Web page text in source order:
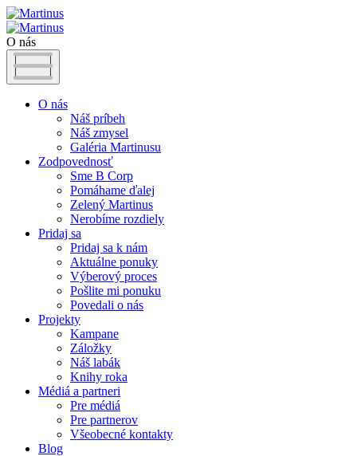
O nás
O nás
Náš príbeh
Náš zmysel
Galéria Martinusu
Zodpovednosť
Sme B Corp
Pomáhame ďalej
Zelený Martinus
Nerobíme rozdiely
Pridaj sa
Pridaj sa k nám
Aktuálne ponuky
Výberový proces
Pošlite mi ponuku
Povedali o nás
Projekty
Kampane
Záložky
Náš labák
Knihy roka
Médiá a partneri
Pre médiá
Pre partnerov
Všeobecné kontakty
Blog